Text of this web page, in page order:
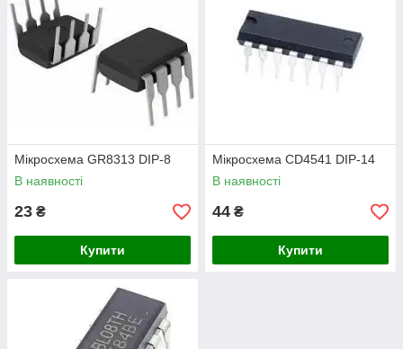
Мікросхема GR8313 DIP-8
В наявності
23 ₴
Купити
Мікросхема СD4541 DIP-14
В наявності
44 ₴
Купити